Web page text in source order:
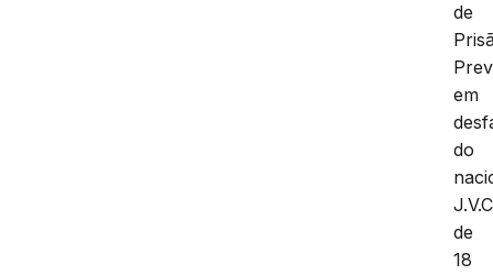
de
em
do
de
18